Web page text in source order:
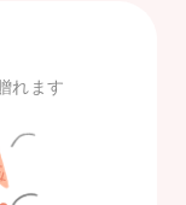
れます